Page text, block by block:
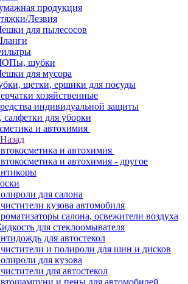
продукция
Лезвия
для пылесосов
шубки
для мусора
щетки, ершики для посуды
хозяйственные
индивидуальной защиты
салфетки для уборки
и автохимия
Назад
и автохимия
и автохимия - другое
для салона
кузова автомобиля
салона, освежители воздуха
для стеклоомывателя
для автостекол
и полироли для шин и дисков
для кузова
для автостекол
и пены для автомобилей